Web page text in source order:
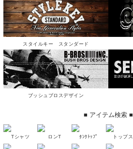
スタイルキー スタンダード
ブッシュブロスデザイン
■ アイテム検索 ■
Tシャツ ロンT ﾀﾝｸﾄｯﾌﾟ トップス